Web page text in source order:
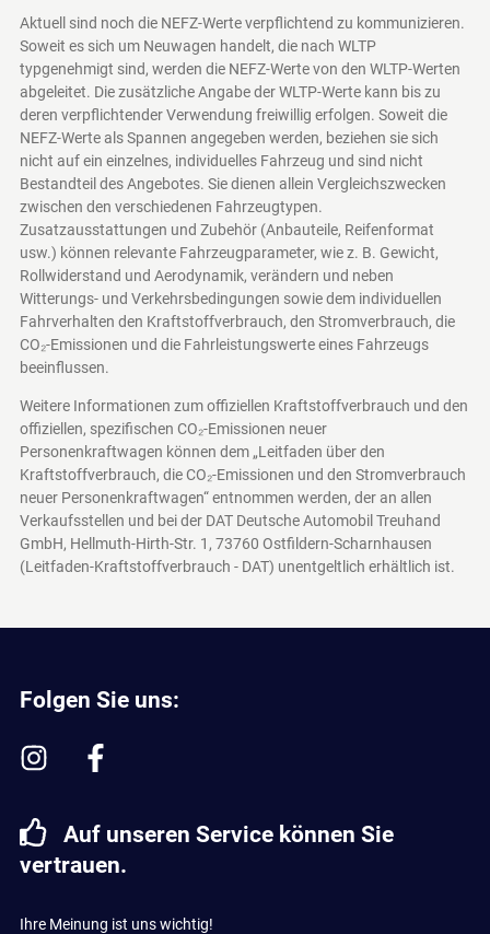
Aktuell sind noch die NEFZ-Werte verpflichtend zu kommunizieren.
Soweit es sich um Neuwagen handelt, die nach WLTP
typgenehmigt sind, werden die NEFZ-Werte von den WLTP-Werten
abgeleitet. Die zusätzliche Angabe der WLTP-Werte kann bis zu
deren verpflichtender Verwendung freiwillig erfolgen. Soweit die
NEFZ-Werte als Spannen angegeben werden, beziehen sie sich
nicht auf ein einzelnes, individuelles Fahrzeug und sind nicht
Bestandteil des Angebotes. Sie dienen allein Vergleichszwecken
zwischen den verschiedenen Fahrzeugtypen.
Zusatzausstattungen und Zubehör (Anbauteile, Reifenformat
usw.) können relevante Fahrzeugparameter, wie z. B. Gewicht,
Rollwiderstand und Aerodynamik, verändern und neben
Witterungs- und Verkehrsbedingungen sowie dem individuellen
Fahrverhalten den Kraftstoffverbrauch, den Stromverbrauch, die
CO₂-Emissionen und die Fahrleistungswerte eines Fahrzeugs
beeinflussen.
Weitere Informationen zum offiziellen Kraftstoffverbrauch und den
offiziellen, spezifischen CO₂-Emissionen neuer
Personenkraftwagen können dem „Leitfaden über den
Kraftstoffverbrauch, die CO₂-Emissionen und den Stromverbrauch
neuer Personenkraftwagen“ entnommen werden, der an allen
Verkaufsstellen und bei der DAT Deutsche Automobil Treuhand
GmbH, Hellmuth-Hirth-Str. 1, 73760 Ostfildern-Scharnhausen
(Leitfaden-Kraftstoffverbrauch - DAT) unentgeltlich erhältlich ist.
Folgen Sie uns:
Auf unseren Service können Sie
vertrauen.
Ihre Meinung ist uns wichtig!